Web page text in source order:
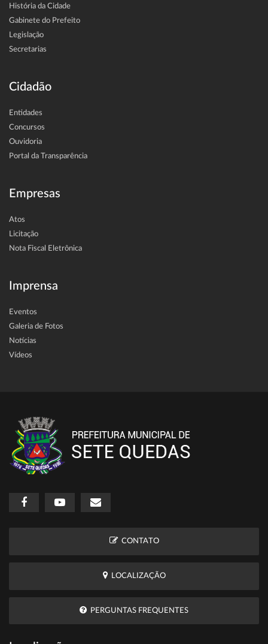
História da Cidade
Gabinete do Prefeito
Legislação
Secretarias
Cidadão
Entidades
Concursos
Ouvidoria
Portal da Transparência
Empresas
Atos
Licitação
Nota Fiscal Eletrônica
Imprensa
Eventos
Galeria de Fotos
Notícias
Vídeos
CONTATO
LOCALIZAÇÃO
PERGUNTAS FREQUENTES